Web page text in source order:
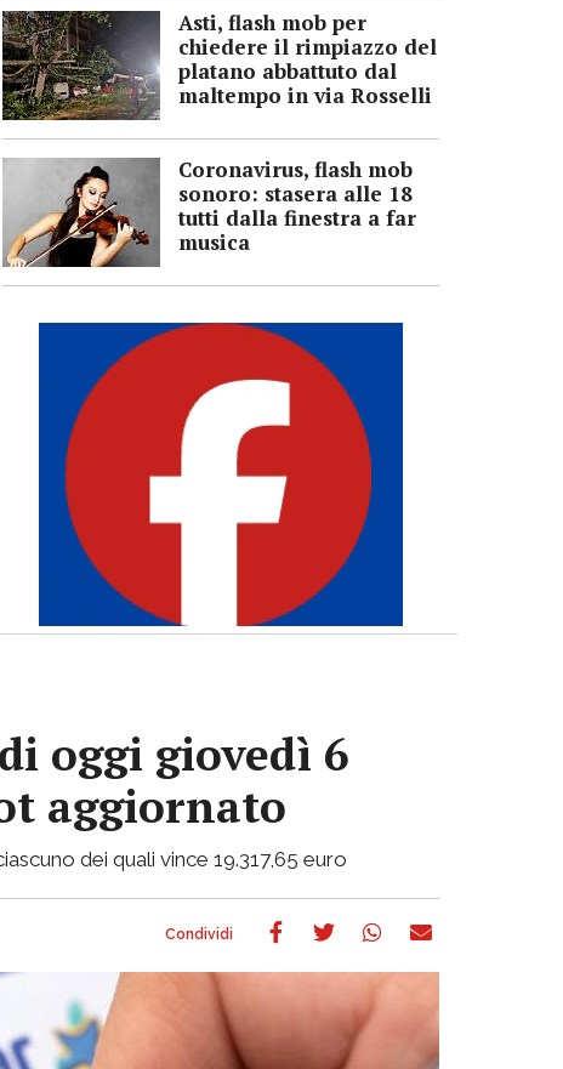
Asti, flash mob per
chiedere il rimpiazzo del
platano abbattuto dal
maltempo in via Rosselli
Coronavirus, flash mob
sonoro: stasera alle 18
tutti dalla finestra a far
musica
oggi giovedì 6
aggiornato
dei quali vince 19.317,65 euro